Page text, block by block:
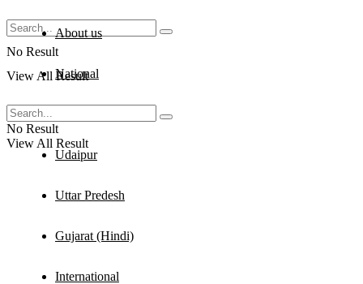
No Result
View All Result
About us
National
Udaipur
Uttar Predesh
Gujarat (Hindi)
International
No Result
View All Result